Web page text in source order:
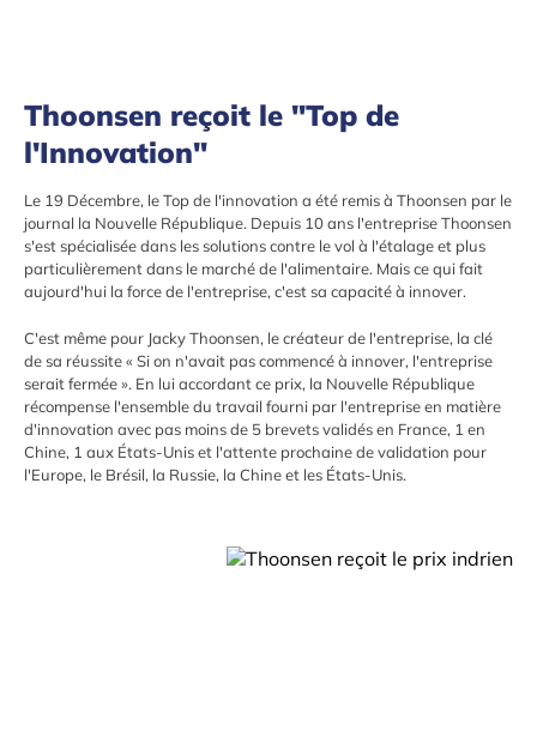
Thoonsen reçoit le "Top de
l'Innovation"
Le 19 Décembre, le Top de l'innovation a été remis à Thoonsen par le
journal la Nouvelle République. Depuis 10 ans l'entreprise Thoonsen
s'est spécialisée dans les solutions contre le vol à l'étalage et plus
particulièrement dans le marché de l'alimentaire. Mais ce qui fait
aujourd'hui la force de l'entreprise, c'est sa capacité à innover.
C'est même pour Jacky Thoonsen, le créateur de l'entreprise, la clé
de sa réussite « Si on n'avait pas commencé à innover, l'entreprise
serait fermée ». En lui accordant ce prix, la Nouvelle République
récompense l'ensemble du travail fourni par l'entreprise en matière
d'innovation avec pas moins de 5 brevets validés en France, 1 en
Chine, 1 aux États-Unis et l'attente prochaine de validation pour
l'Europe, le Brésil, la Russie, la Chine et les États-Unis.